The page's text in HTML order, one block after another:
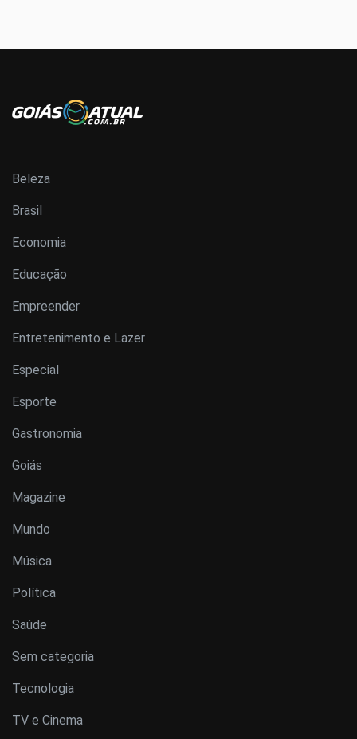
Beleza
Brasil
Economia
Educação
Empreender
Entretenimento e Lazer
Especial
Esporte
Gastronomia
Goiás
Magazine
Mundo
Música
Política
Saúde
Sem categoria
Tecnologia
TV e Cinema